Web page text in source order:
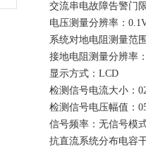
交流串电故障告警门
电压测量分辨率：
系统对地电阻测量范
接地电阻测量分辨率
显示方式：LCD
检测信号电流大小：
检测信号电压幅值：
信号频率：无信号模
抗直流系统分布电容